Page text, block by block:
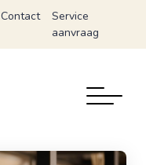
Contact
Service
aanvraag